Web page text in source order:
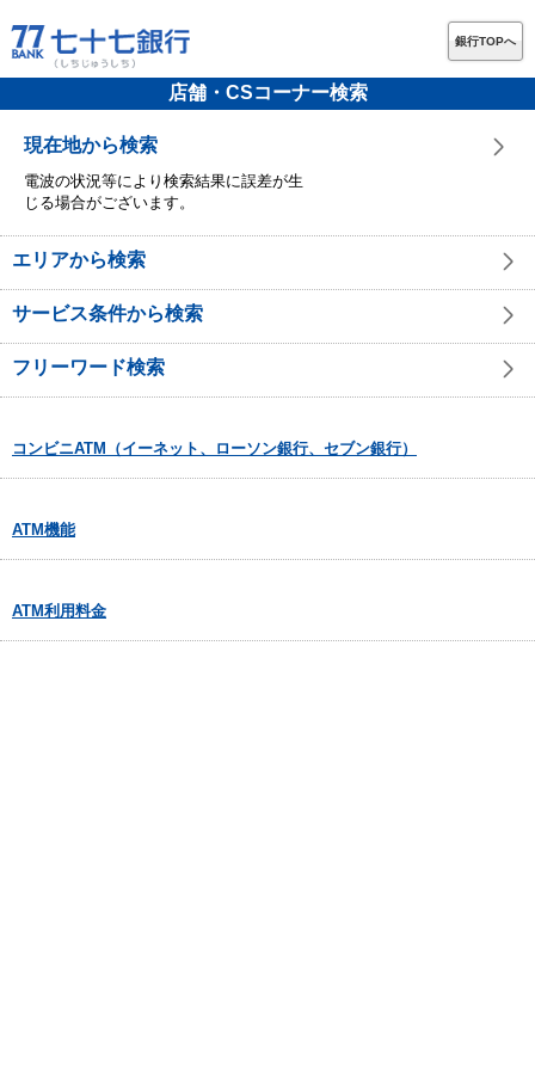
銀行TOPへ
店舗・CSコーナー検索
現在地から検索
電波の状況等により検索結果に誤差が生
じる場合がございます。
エリアから検索
サービス条件から検索
フリーワード検索
コンビニATM（イーネット、ローソン銀行、セブン銀行）
ATM機能
ATM利用料金